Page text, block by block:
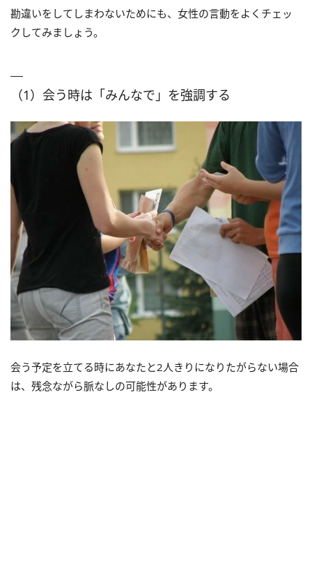
勘違いをしてしまわないためにも、女性の言動をよくチェッ
クしてみましょう。
（1）会う時は「みんなで」を強調する
会う予定を立てる時にあなたと2人きりになりたがらない場合
は、残念ながら脈なしの可能性があります。